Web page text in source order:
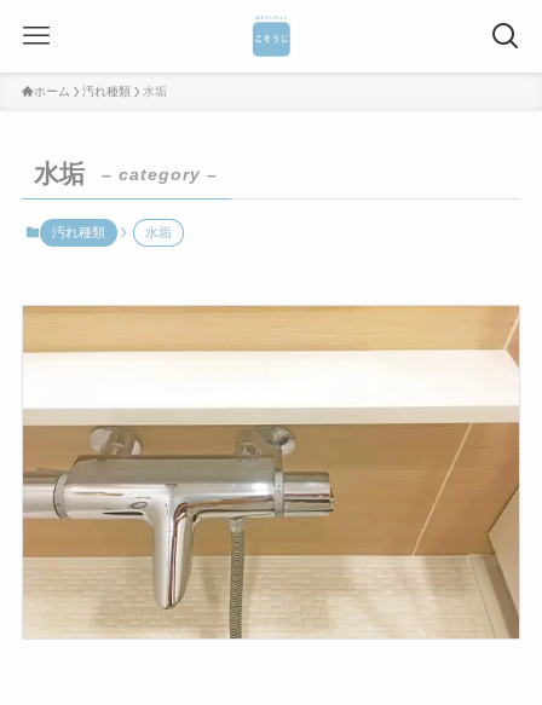
ホーム 汚れ種類 水垢
水垢 – category –
汚れ種類 水垢